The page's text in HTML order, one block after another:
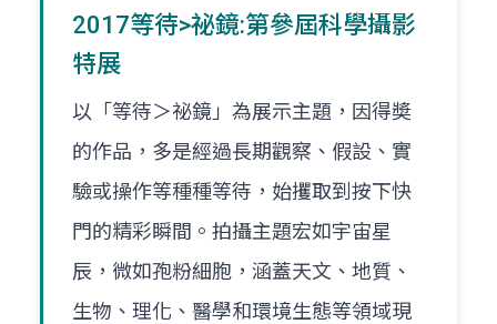
2017等待>祕鏡:第參屆科學攝影
特展
以「等待＞祕鏡」為展示主題，因得奬
的作品，多是經過長期觀察、假設、實
驗或操作等種種等待，始攫取到按下快
門的精彩瞬間。拍攝主題宏如宇宙星
辰，微如孢粉細胞，涵蓋天文、地質、
生物、理化、醫學和環境生態等領域現